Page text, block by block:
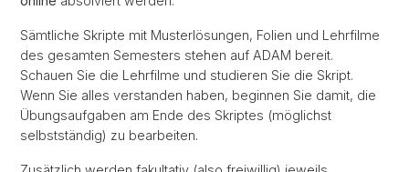
Sämtliche Skripte mit Musterlösungen, Folien und Lehrfilme
des gesamten Semesters stehen auf ADAM bereit.
Schauen Sie die Lehrfilme und studieren Sie die Skript.
Wenn Sie alles verstanden haben, beginnen Sie damit, die
Übungsaufgaben am Ende des Skriptes (möglichst
selbstständig) zu bearbeiten.